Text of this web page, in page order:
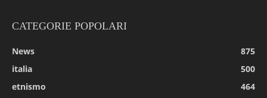
CATEGORIE POPOLARI
News
875
italia
500
etnismo
464